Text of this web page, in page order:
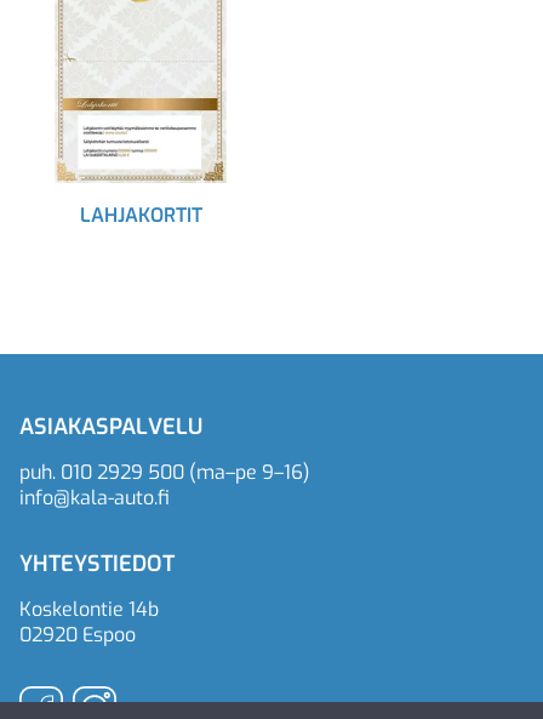
LAHJAKORTIT
ASIAKASPALVELU
puh. 010 2929 500 (ma–pe 9–16)
info@kala-auto.fi
YHTEYSTIEDOT
Koskelontie 14b
02920 Espoo